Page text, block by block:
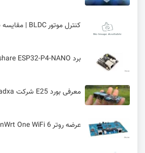
کنترل موتور BLDC | مقایسه 6-Step، سینوسی و FOC
برد Waveshare ESP32-P4-NANO مجهز به اترنت، وایفای 6، بلوتوث 5، رابط کاربری دوربین و نمایشگر MIPI و هدر GPIO
معرفی بورد E25 شرکت Radxa همراه سوییچ 2.5GbE و روتر WiFi 6
عرضه روتر OpenWrt One WiFi 6 مجهز به تراشه Filogic 820 SoC به بازار